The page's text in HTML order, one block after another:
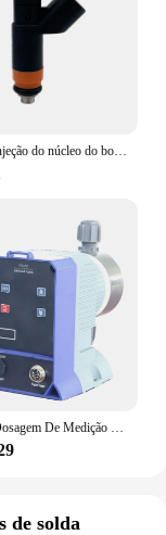
Válvula de injeção do núcleo do bocal, Válvula dosadora, Bomba de ureia CUMMINS ECOFit, 530303018, A045U724
Bomba De Dosagem De Medição Química, Bomba Solenóide Da Série JCMAZ com Válvula De Duas Funções
de solda